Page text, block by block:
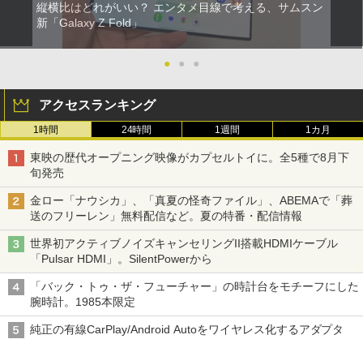
縦横比はどれがいい？ エンタメ目線で考える、サムスン
新「Galaxy Z Fold」
● ● ●
アクセスランキング
1時間 24時間 1週間 1カ月
東映の歴代オープニング映像がカプセルトイに。全5種で8月下
旬発売
金ロー「ナウシカ」、「真夏の怪奇ファイル」、ABEMAで「葬
送のフリーレン」無料配信など。夏の特番・配信情報
世界初アクティブノイズキャンセリングII搭載HDMIケーブル
「Pulsar HDMI」。SilentPowerから
「バック・トゥ・ザ・フューチャー」の時計台をモチーフにした
腕時計。1985本限定
純正の有線CarPlay/Android Autoをワイヤレス化するアダプタ